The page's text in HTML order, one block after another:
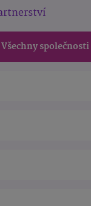
Všechny společnosti